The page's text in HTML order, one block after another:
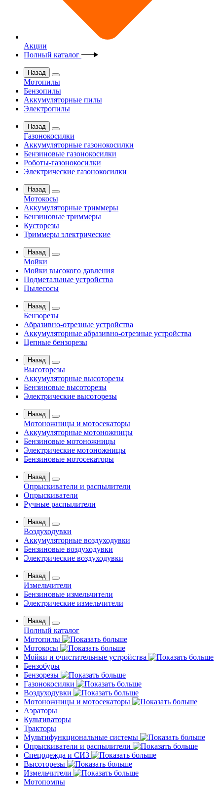
Акции
Полный каталог
Назад
Мотопилы
Бензопилы
Аккумуляторные пилы
Электропилы
Назад
Газонокосилки
Аккумуляторные газонокосилки
Бензиновые газонокосилки
Роботы-газонокосилки
Электрические газонокосилки
Назад
Мотокосы
Аккумуляторные триммеры
Бензиновые триммеры
Кусторезы
Триммеры электрические
Назад
Мойки
Мойки высокого давления
Подметальные устройства
Пылесосы
Назад
Бензорезы
Абразивно-отрезные устройства
Аккумуляторные абразивно-отрезные устройства
Цепные бензорезы
Назад
Высоторезы
Аккумуляторные высоторезы
Бензиновые высоторезы
Электрические высоторезы
Назад
Мотоножницы и мотосекаторы
Аккумуляторные мотоножницы
Бензиновые мотоножницы
Электрические мотоножницы
Бензиновые мотосекаторы
Назад
Опрыскиватели и распылители
Опрыскиватели
Ручные распылители
Назад
Воздуходувки
Аккумуляторные воздуходувки
Бензиновые воздуходувки
Электрические воздуходувки
Назад
Измельчители
Бензиновые измельчители
Электрические измельчители
Назад
Полный каталог
Мотопилы
Мотокосы
Мойки и очистительные устройства
Бензобуры
Бензорезы
Газонокосилки
Воздуходувки
Мотоножницы и мотосекаторы
Аэраторы
Культиваторы
Тракторы
Мультифункциональные системы
Опрыскиватели и распылители
Спецодежда и СИЗ
Высоторезы
Измельчители
Мотопомпы